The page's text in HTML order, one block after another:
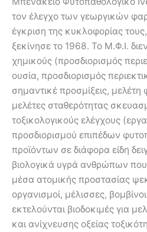
τον έλεγχο των γεωργικών
έγκριση της κυκλοφορίας
ξεκίνησε το 1968. Το Μ.Φ.Ι.
χημικούς (προσδιορισμός
ουσία, προσδιορισμός
σημαντικέ προσμίξεις, μελέτη
μελέτες σταθερότητας
τοξικολογικούς ελέγχους
προσδιορισμού επιπέδων
προϊόντων σε διάφορα είδη
βιολογικά υγρά ανθρώπων που
μέσα ατομικής προστασίας
οργανισμοί, μέλισσες,
εκτελούνται βιοδοκιμές για
και ανίχνευσης οξείας